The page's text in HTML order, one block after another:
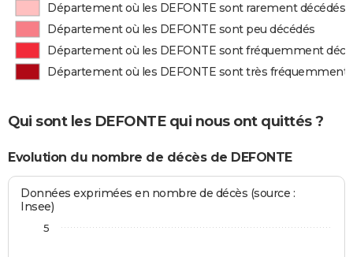
Département où les DEFONTE sont rarement décédés
Département où les DEFONTE sont peu décédés
Département où les DEFONTE sont fréquemment
Département où les DEFONTE sont très fréquemment
Qui sont les DEFONTE qui nous ont quittés ?
Evolution du nombre de décès de DEFONTE
Données exprimées en nombre de décès (source :
Insee)
5